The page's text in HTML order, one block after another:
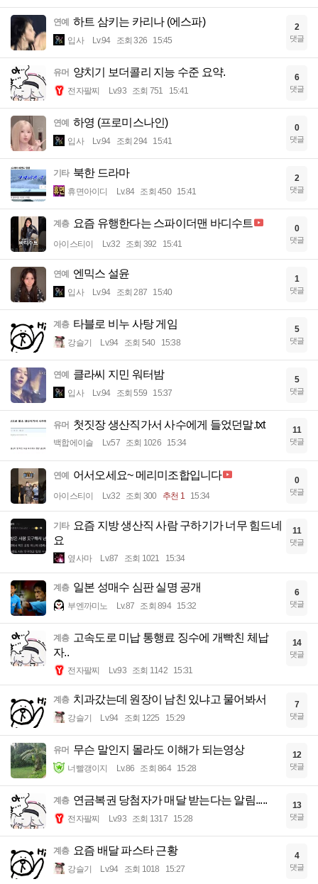
연예 하트 삼키는 카리나 (에스파)
입사 Lv.94 조회 326 15:45
2
댓글
유머 양치기 보더콜리 지능 수준 요약.
전자팔찌 Lv.93 조회 751 15:41
6
댓글
연예 하영 (프로미스나인)
입사 Lv.94 조회 294 15:41
0
댓글
기타 북한 드라마
휴면아이디 Lv.84 조회 450 15:41
2
댓글
계층 요즘 유행한다는 스파이더맨 바디수트
아이스티이 Lv.32 조회 392 15:41
0
댓글
연예 엔믹스 설윤
입사 Lv.94 조회 287 15:40
1
댓글
계층 타블로 비누 사탕 게임
강슬기 Lv.94 조회 540 15:38
5
댓글
연예 클라씨 지민 워터밤
입사 Lv.94 조회 559 15:37
5
댓글
유머 첫짓장 생산직가서 사수에게 들었던말.txt
백합에이슬 Lv.57 조회 1026 15:34
11
댓글
연예 어서오세요~ 메리미조합입니다
아이스티이 Lv.32 조회 300 추천 1 15:34
0
댓글
기타 요즘 지방 생산직 사람 구하기가 너무 힘드네
요
옆사마 Lv.87 조회 1021 15:34
11
댓글
계층 일본 성매수 심판 실명 공개
부엔까미노 Lv.87 조회 894 15:32
6
댓글
계층 고속도로 미납 통행료 징수에 개빡친 체납
자..
전자팔찌 Lv.93 조회 1142 15:31
14
댓글
계층 치과갔는데 원장이 남친 있냐고 물어봐서
강슬기 Lv.94 조회 1225 15:29
7
댓글
유머 무슨 말인지 몰라도 이해가 되는영상
너빨갱이지 Lv.86 조회 864 15:28
12
댓글
계층 연금복권 당첨자가 매달 받는다는 알림.....
전자팔찌 Lv.93 조회 1317 15:28
13
댓글
계층 요즘 배달 파스타 근황
강슬기 Lv.94 조회 1018 15:27
4
댓글